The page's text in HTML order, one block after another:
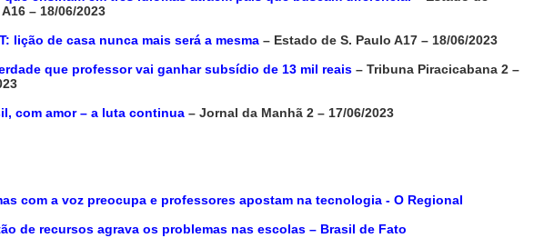
– 18/06/2023
lição de casa nunca mais será a mesma – Estado de S. Paulo A17 – 18/06/2023
que professor vai ganhar subsídio de 13 mil reais – Tribuna Piracicabana 2 –
com amor – a luta continua – Jornal da Manhã 2 – 17/06/2023
com a voz preocupa e professores apostam na tecnologia - O Regional
de recursos agrava os problemas nas escolas – Brasil de Fato